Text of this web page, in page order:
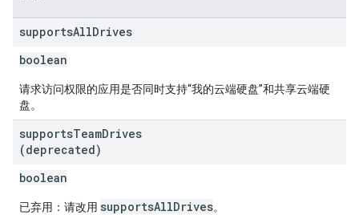
supportsAllDrives
boolean
请求访问权限的应用是否同时支持“我的云端硬盘”和共享云端硬
盘。
supportsTeamDrives
(deprecated)
boolean
已弃用：请改用 supportsAllDrives。